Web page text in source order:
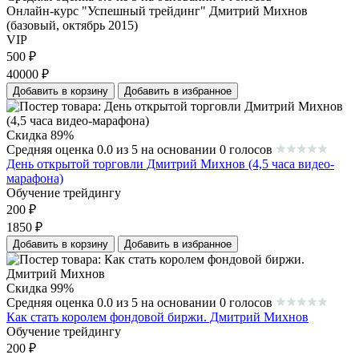
Онлайн-курс "Успешный трейдинг" Дмитрий Михнов
(базовый, октябрь 2015)
VIP
500 ₽
40000 ₽
Добавить в корзину Добавить в избранное
Скидка 89%
Средняя оценка 0.0 из 5 на основании 0 голосов
День открытой торговли Дмитрий Михнов (4,5 часа видео-
марафона)
Обучение трейдингу
200 ₽
1850 ₽
Добавить в корзину Добавить в избранное
Скидка 99%
Средняя оценка 0.0 из 5 на основании 0 голосов
Как стать королем фондовой биржи. Дмитрий Михнов
Обучение трейдингу
200 ₽